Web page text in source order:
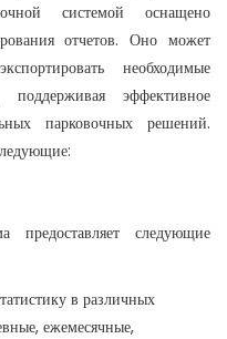
системой оснащено
отчетов. Оно может
необходимые
поддерживая эффективное
парковочных решений.
предоставляет следующие
в различных
ежемесячные,